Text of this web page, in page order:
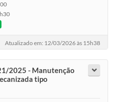
Atualizado em: 12/03/2026 às 15h38
2025 - Manutenção
tipo